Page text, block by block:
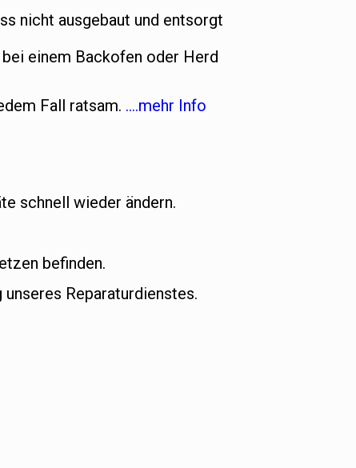
nicht ausgebaut und entsorgt
einem Backofen oder Herd
Fall ratsam. ….mehr Info
schnell wieder ändern.
befinden.
Reparaturdienstes.